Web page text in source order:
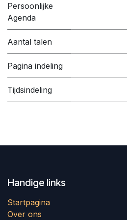
Persoonlijke
Agenda
Aantal talen
Pagina indeling
Tijdsindeling
Handige links
Startpagina
Over ons